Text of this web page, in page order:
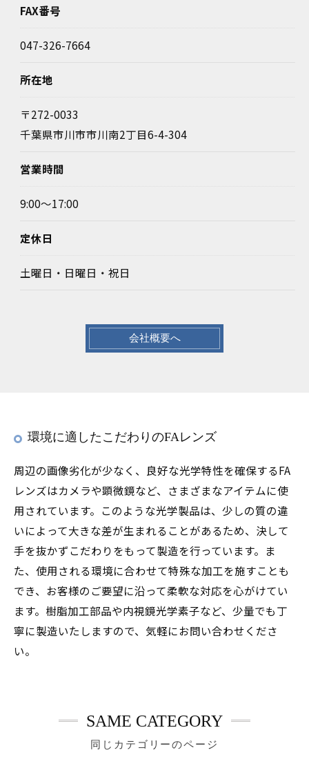
FAX番号
047-326-7664
所在地
〒272-0033
千葉県市川市市川南2丁目6-4-304
営業時間
9:00～17:00
定休日
土曜日・日曜日・祝日
会社概要へ
環境に適したこだわりのFAレンズ
周辺の画像劣化が少なく、良好な光学特性を確保するFA
レンズはカメラや顕微鏡など、さまざまなアイテムに使
用されています。このような光学製品は、少しの質の違
いによって大きな差が生まれることがあるため、決して
手を抜かずこだわりをもって製造を行っています。ま
た、使用される環境に合わせて特殊な加工を施すことも
でき、お客様のご要望に沿って柔軟な対応を心がけてい
ます。樹脂加工部品や内視鏡光学素子など、少量でも丁
寧に製造いたしますので、気軽にお問い合わせくださ
い。
同じカテゴリーのページ
SAME CATEGORY